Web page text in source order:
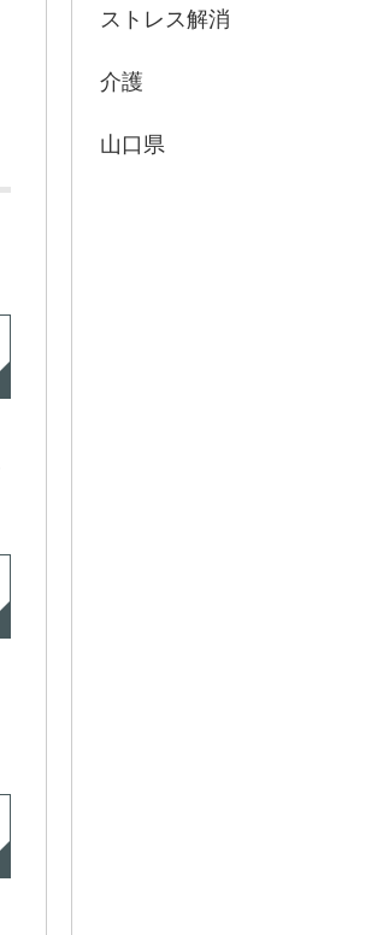
ストレス解消
介護
山口県